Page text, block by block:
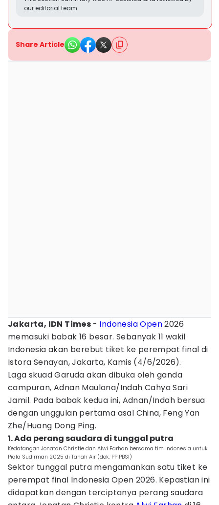
our editorial team.
Share Article
Jakarta, IDN Times - Indonesia Open2026
memasuki babak 16 besar. Sebanyak 11 wakil
Indonesia akan berebut tiket ke perempat final di
Istora Senayan, Jakarta, Kamis (4/6/2026).
Laga skuad Garuda akan dibuka oleh ganda
campuran, Adnan Maulana/Indah Cahya Sari
Jamil. Pada babak kedua ini, Adnan/Indah bersua
dengan unggulan pertama asal China, Feng Yan
Zhe/Huang Dong Ping.
1. Ada perang saudara di tunggal putra
Kedatangan Jonatan Christie dan Alwi Farhan bersama tim Indonesia untuk
Piala Sudirman 2025 di Tanah Air (dok. PP PBSI)
Sektor tunggal putra mengamankan satu tiket ke
perempat final Indonesia Open 2026. Kepastian ini
didapatkan dengan terciptanya perang saudara